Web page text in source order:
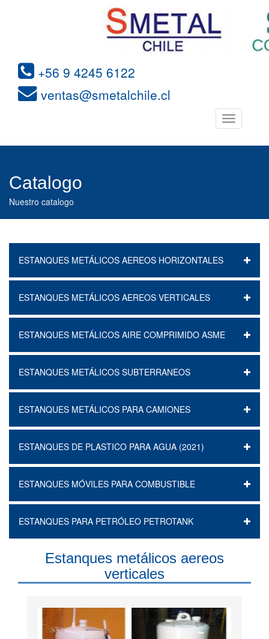
+56 9 4245 6122
ventas@smetalchile.cl
Toggle
navigation
Catalogo
Nuestro catalogo
ESTANQUES METÁLICOS AEREOS HORIZONTALES
ESTANQUES METÁLICOS AEREOS VERTICALES
ESTANQUES METÁLICOS AIRE COMPRIMIDO ASME
ESTANQUES METÁLICOS SUBTERRANEOS
ESTANQUES METÁLICOS PARA CAMIONES
ESTANQUES DE PLASTICO PARA AGUA (2021)
ESTANQUES MÓVILES PARA COMBUSTIBLE
ESTANQUES PARA PETRÓLEO PETROTANK
Estanques metálicos aereos
verticales